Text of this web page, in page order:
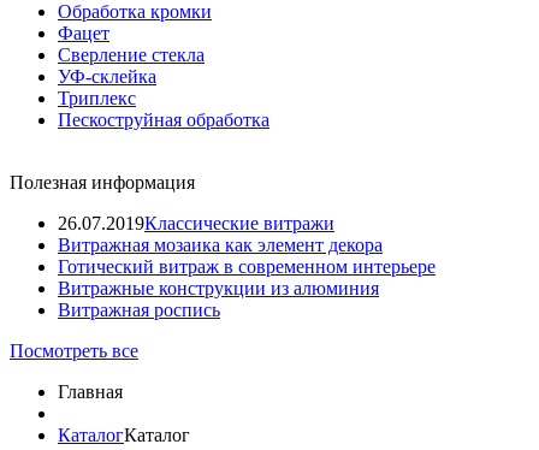
Обработка кромки
Фацет
Сверление стекла
УФ-склейка
Триплекс
Пескоструйная обработка
Полезная информация
26.07.2019Классические витражи
Витражная мозаика как элемент декора
Готический витраж в современном интерьере
Витражные конструкции из алюминия
Витражная роспись
Посмотреть все
Главная
КаталогКаталог